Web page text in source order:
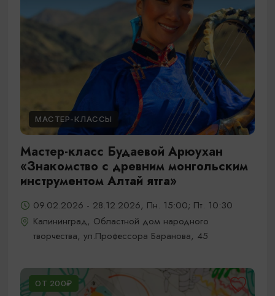
МАСТЕР-КЛАССЫ
Мастер-класс Будаевой Арюухан
«Знакомство с древним монгольским
инструментом Алтай ятга»
09.02.2026 - 28.12.2026, Пн. 15:00; Пт. 10:30
Калининград, Областной дом народного
творчества, ул.Профессора Баранова, 45
ОТ 200₽